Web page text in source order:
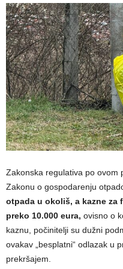
Zakonska regulativa po ovom
Zakonu o gospodarenju
otpada u okoliš, a kazne za
preko 10.000 eura, ovisno o
kaznu, počinitelji su dužni
ovakav „besplatni“ odlazak u
prekršajem.